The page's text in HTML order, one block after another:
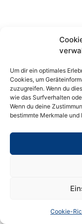
Um dir ein optimales
Cookies, um
zuzugreifen. Wenn du
wie das Surfverhalten
Wenn du deine
bestimmte Merkmale
Cookie-